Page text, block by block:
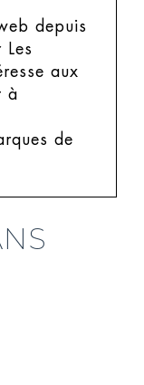
depuis
Les
aux
à
de